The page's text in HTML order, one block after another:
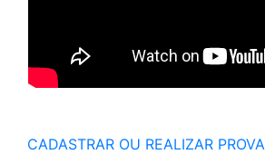
CADASTRAR OU REALIZAR PROVA